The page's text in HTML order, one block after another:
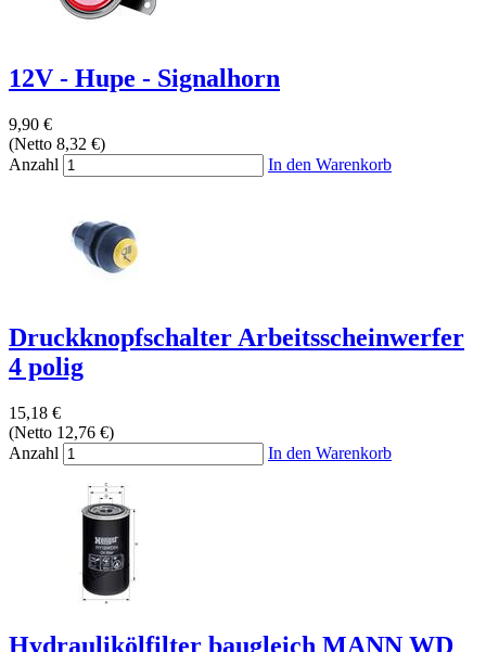
12V - Hupe - Signalhorn
9,90 €
(Netto 8,32 €)
Anzahl
In den Warenkorb
Druckknopfschalter Arbeitsscheinwerfer
4 polig
15,18 €
(Netto 12,76 €)
Anzahl
In den Warenkorb
Hydraulikölfilter baugleich MANN WD